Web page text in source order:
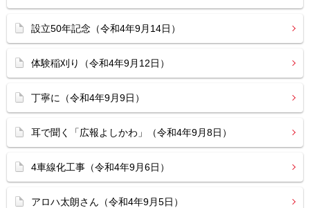
設立50年記念（令和4年9月14日）
体験稲刈り（令和4年9月12日）
丁寧に（令和4年9月9日）
耳で聞く「広報よしかわ」（令和4年9月8日）
4車線化工事（令和4年9月6日）
アロハ太朗さん（令和4年9月5日）